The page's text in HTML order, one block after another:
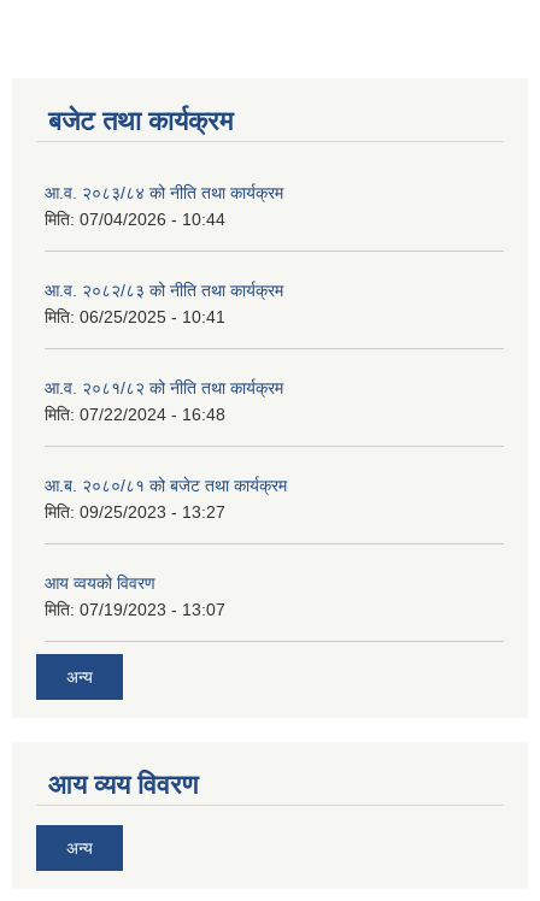
बजेट तथा कार्यक्रम
आ.व. २०८३/८४ को नीति तथा कार्यक्रम
मिति: 07/04/2026 - 10:44
आ.व. २०८२/८३ को नीति तथा कार्यक्रम
मिति: 06/25/2025 - 10:41
आ.व. २०८१/८२ को नीति तथा कार्यक्रम
मिति: 07/22/2024 - 16:48
आ.ब. २०८०/८१ को बजेट तथा कार्यक्रम
मिति: 09/25/2023 - 13:27
आय व्वयको विवरण
मिति: 07/19/2023 - 13:07
अन्य
आय व्यय विवरण
अन्य